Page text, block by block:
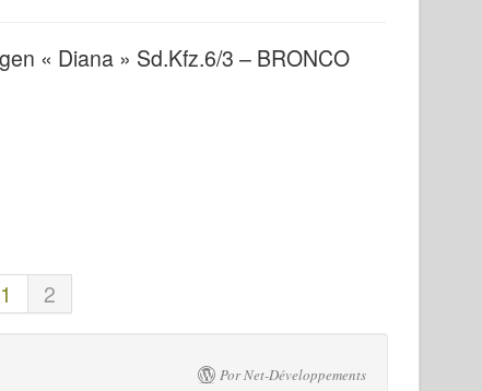
« Diana » Sd.Kfz.6/3 – BRONCO
1 2
Por Net-Développements